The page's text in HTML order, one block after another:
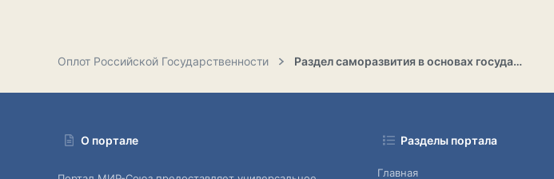
Оплот Российской Государственности Раздел саморазвития в основах государственности
О портале Разделы портала
Главная